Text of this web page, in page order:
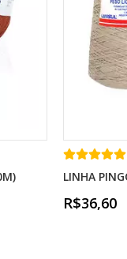
LINHA
R$36,60